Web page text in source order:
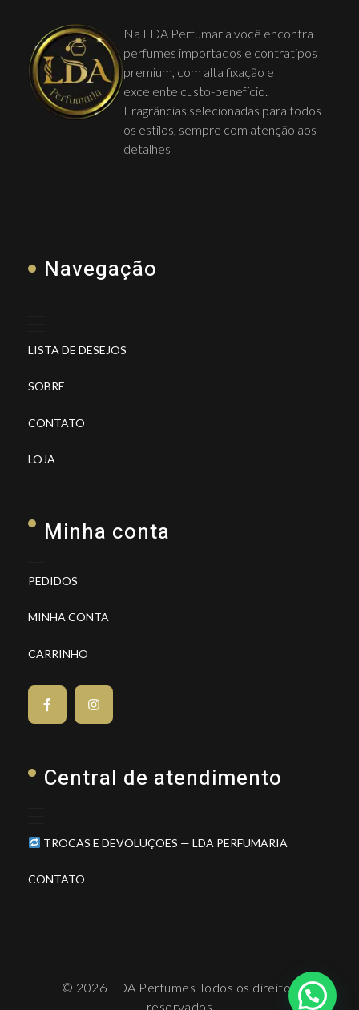
Na LDA Perfumaria você encontra
perfumes importados e contratipos
premium, com alta fixação e
excelente custo-benefício.
Fragrâncias selecionadas para todos
os estilos, sempre com atenção aos
detalhes
Navegação
LISTA DE DESEJOS
SOBRE
CONTATO
LOJA
Minha conta
PEDIDOS
MINHA CONTA
CARRINHO
Central de atendimento
TROCAS E DEVOLUÇÕES — LDA PERFUMARIA
CONTATO
© 2026 LDA Perfumes Todos os direitos
reservados